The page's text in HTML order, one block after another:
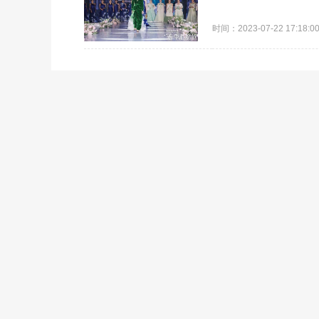
时间：2023-07-22 17:18:00